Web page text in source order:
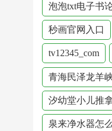
泡泡txt电子书
秒画官网入口
tv12345_com
青海民泽龙羊
汐幼堂小儿推
泉来净水器怎